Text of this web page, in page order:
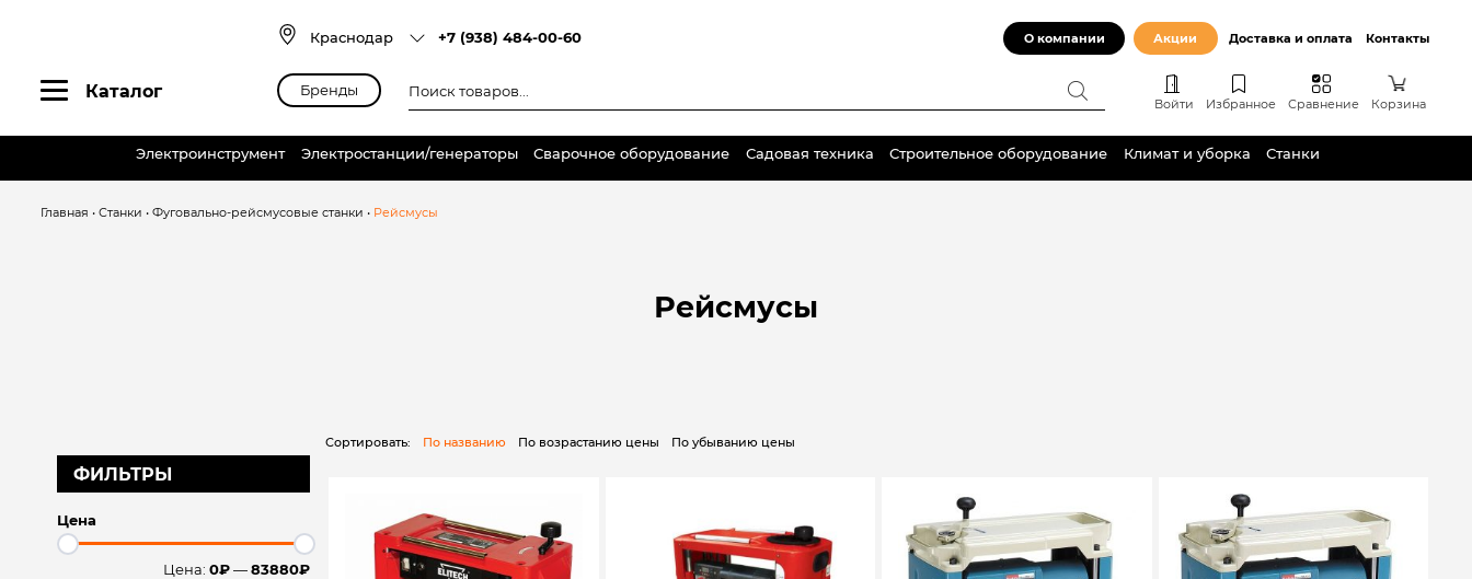
Краснодар +7 (938) 484-00-60 О компании Акции Доставка и оплата Контакты
Каталог Бренды товаров
Войти Избранное Сравнение Корзина
Электроинструмент Электростанции/генераторы Сварочное оборудование Садовая техника Строительное оборудование Климат и уборка Станки
Главная • Станки • Фуговально-рейсмусовые станки • Рейсмусы
Рейсмусы
Сортировать: По названию По возрастанию цены По убыванию цены
ФИЛЬТРЫ
Цена
Цена: 0₽— 83880₽